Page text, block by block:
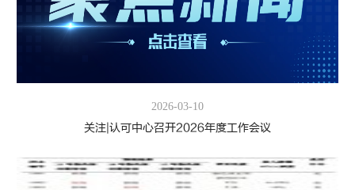
2026-03-10
关注|认可中心召开2026年度工作会议